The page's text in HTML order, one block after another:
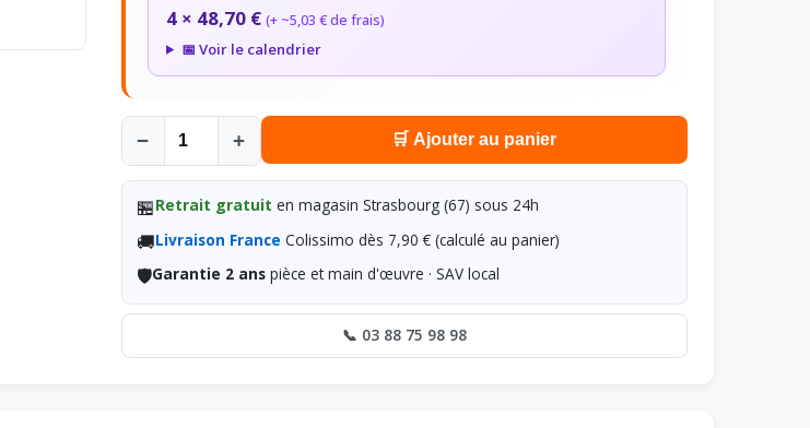
4 × 48,70 € (+ ~5,03 € de frais)
📅 Voir le calendrier
− + 🛒 Ajouter au panier
🏪Retrait gratuit en magasin Strasbourg (67) sous 24h
🚚Livraison France Colissimo dès 7,90 € (calculé au panier)
🛡️Garantie 2 ans pièce et main d'œuvre · SAV local
📞 03 88 75 98 98